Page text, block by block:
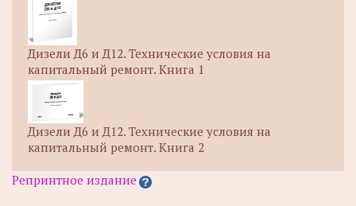
Дизели Д6 и Д12. Технические условия на
капитальный ремонт. Книга 1
Дизели Д6 и Д12. Технические условия на
капитальный ремонт. Книга 2
Репринтное издание